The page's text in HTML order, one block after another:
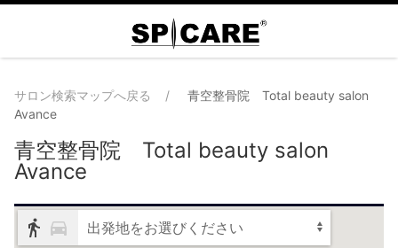
サロン検索マップへ戻る
青空整骨院 Total beauty salon
Avance
青空整骨院 Total beauty salon
Avance
出発地をお選びください